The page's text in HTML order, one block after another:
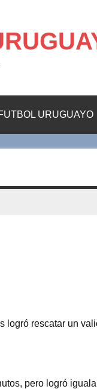
URUGUAYO
rescatar un
pero logró